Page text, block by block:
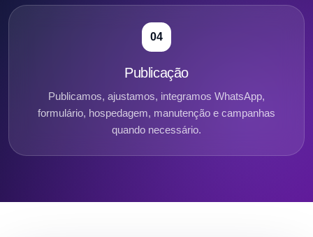
04
Publicação
Publicamos, ajustamos, integramos WhatsApp,
formulário, hospedagem, manutenção e campanhas
quando necessário.